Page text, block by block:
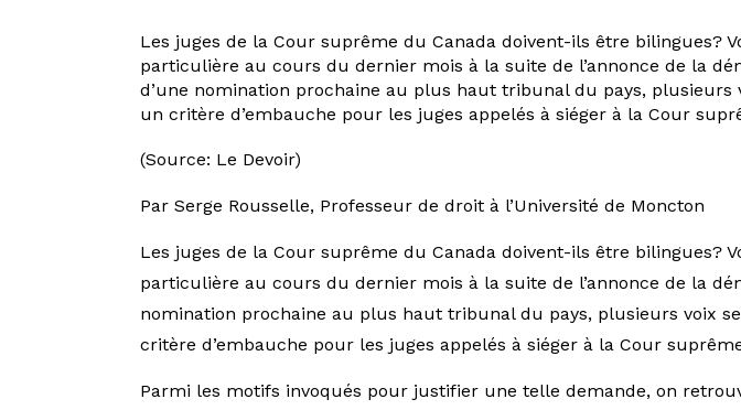
Les juges de la Cour suprême du Canada doivent-ils être bilingues?
particulière au cours du dernier mois à la suite de l’annonce de la
d’une nomination prochaine au plus haut tribunal du pays,
un critère d’embauche pour les juges appelés à siéger à la Cour
(Source: Le Devoir)
Par Serge Rousselle, Professeur de droit à l’Université de Moncton
Les juges de la Cour suprême du Canada doivent-ils être bilingues?
particulière au cours du dernier mois à la suite de l’annonce de la
nomination prochaine au plus haut tribunal du pays, plusieurs voix
critère d’embauche pour les juges appelés à siéger à la Cour
Parmi les motifs invoqués pour justifier une telle demande, on